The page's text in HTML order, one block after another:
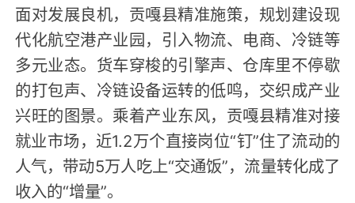
面对发展良机，贡嘎县精准施策，规划建设现
代化航空港产业园，引入物流、电商、冷链等
多元业态。货车穿梭的引擎声、仓库里不停歇
的打包声、冷链设备运转的低鸣，交织成产业
兴旺的图景。乘着产业东风，贡嘎县精准对接
就业市场，近1.2万个直接岗位“钉”住了流动的
人气，带动5万人吃上“交通饭”，流量转化成了
收入的“增量”。